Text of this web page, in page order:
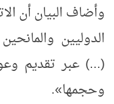
وأضاف البيان أن
الدوليين
(...) عبر تقديم
وحجمها».